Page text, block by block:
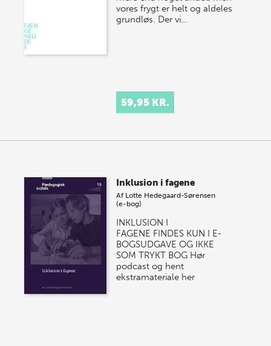
vores frygt er helt og aldeles
grundløs. Der vi…
59,95 KR.
Inklusion i fagene
Af Lotte Hedegaard-Sørensen
(e-bog)
INKLUSION I
FAGENE FINDES KUN I E-
BOGSUDGAVE OG IKKE
SOM TRYKT BOG Hør
podcast og hent
ekstramateriale her